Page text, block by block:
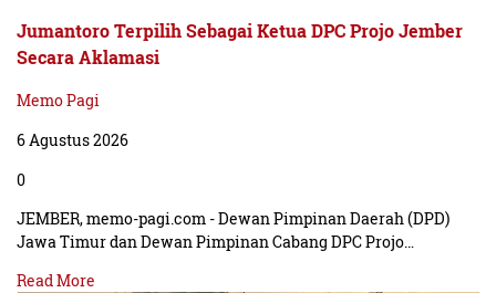
Jumantoro Terpilih Sebagai Ketua DPC Projo Jember
Secara Aklamasi
Memo Pagi
6 Agustus 2026
0
JEMBER, memo-pagi.com - Dewan Pimpinan Daerah (DPD)
Jawa Timur dan Dewan Pimpinan Cabang DPC Projo…
Read More